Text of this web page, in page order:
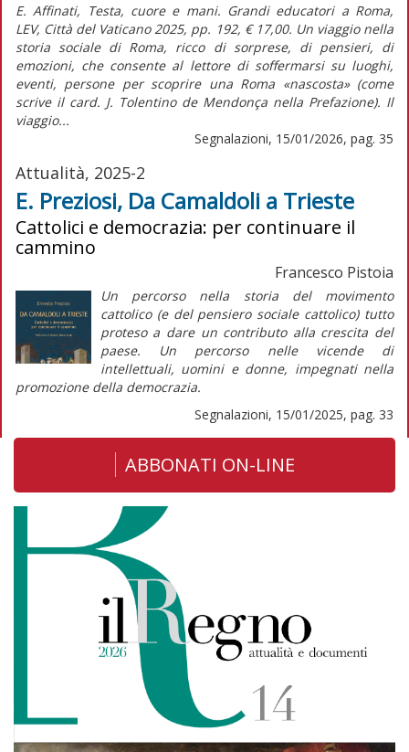
E. Affinati, Testa, cuore e mani. Grandi educatori a Roma,
LEV, Città del Vaticano 2025, pp. 192, € 17,00. Un viaggio nella
storia sociale di Roma, ricco di sorprese, di pensieri, di
emozioni, che consente al lettore di soffermarsi su luoghi,
eventi, persone per scoprire una Roma «nascosta» (come
scrive il card. J. Tolentino de Mendonça nella Prefazione). Il
viaggio...
Segnalazioni, 15/01/2026, pag. 35
Attualità, 2025-2
E. Preziosi, Da Camaldoli a Trieste
Cattolici e democrazia: per continuare il
cammino
Francesco Pistoia
Un percorso nella storia del movimento
cattolico (e del pensiero sociale cattolico) tutto
proteso a dare un contributo alla crescita del
paese. Un percorso nelle vicende di
intellettuali, uomini e donne, impegnati nella
promozione della democrazia.
Segnalazioni, 15/01/2025, pag. 33
ABBONATI ON-LINE